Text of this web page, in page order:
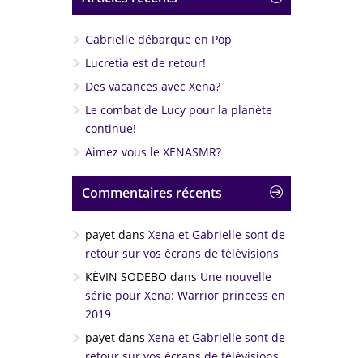
Gabrielle débarque en Pop
Lucretia est de retour!
Des vacances avec Xena?
Le combat de Lucy pour la planète
continue!
Aimez vous le XENASMR?
Commentaires récents
payet dans Xena et Gabrielle sont de
retour sur vos écrans de télévisions
KÉVIN SODEBO dans Une nouvelle
série pour Xena: Warrior princess en
2019
payet dans Xena et Gabrielle sont de